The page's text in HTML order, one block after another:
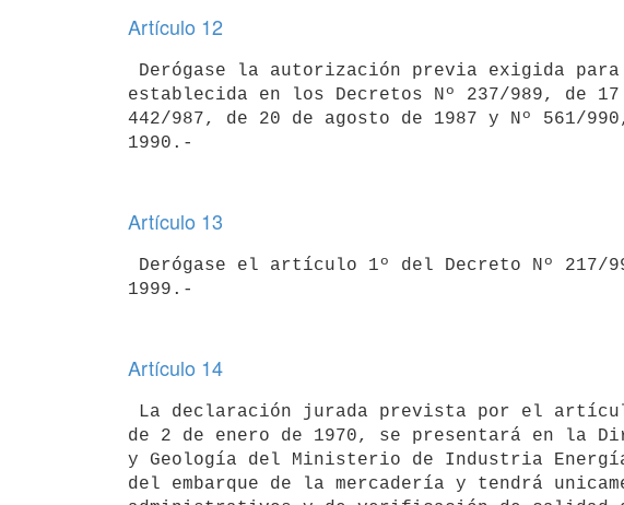
Artículo 12
establecida en los Decretos Nº 237/989, de 17
442/987, de 20 de agosto de 1987 y Nº 561/
Artículo 13
Artículo 14
de 2 de enero de 1970, se presentará en la
y Geología del Ministerio de Industria
del embarque de la mercadería y tendrá